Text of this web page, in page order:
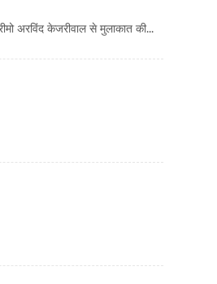
अरविंद केजरीवाल से मुलाकात की...